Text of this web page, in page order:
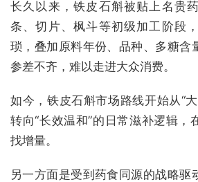
长久以来，铁皮石斛被贴上名贵
条、切片、枫斗等初级加工阶段
琐，叠加原料年份、品种、多糖含
参差不齐，难以走进大众消费。
如今，铁皮石斛市场路线开始从“
转向“长效温和”的日常滋补逻辑，
找增量。
另一方面是受到药食同源的战略驱